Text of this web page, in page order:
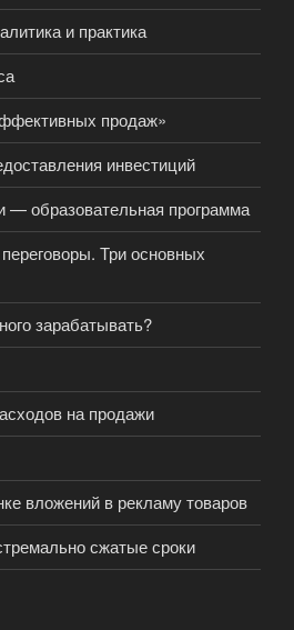
и практика
продаж»
инвестиций
— образовательная программа
Три основных
зарабатывать?
на продажи
вложений в рекламу товаров
сжатые сроки